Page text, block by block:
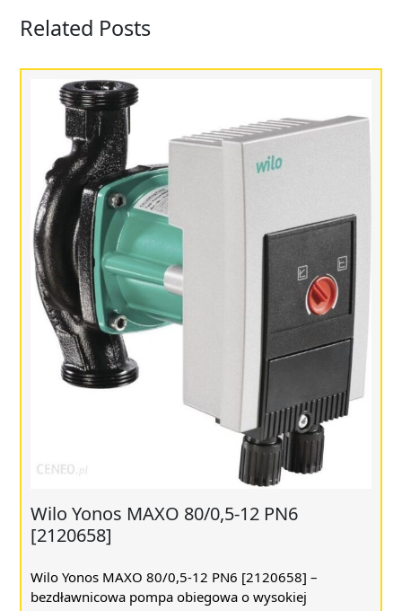
Related Posts
Wilo Yonos MAXO 80/0,5-12 PN6
[2120658]
Wilo Yonos MAXO 80/0,5-12 PN6 [2120658] –
bezdławnicowa pompa obiegowa o wysokiej